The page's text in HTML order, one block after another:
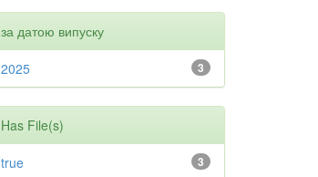
за датою випуску
3
2025
Has File(s)
3
true